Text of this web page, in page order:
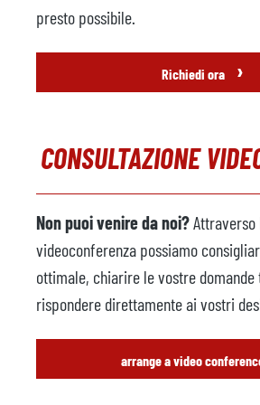
Anno
Robot da fonderia
Produttore
ABB
Anno
2011
Produttore
Modello
KPZ 30
Anno
2011
Accessori
presto possibile.
Richiedi ora ›
CONSULTAZIONE
Non puoi venire da noi?Attraverso
videoconferenza possiamo
ottimale, chiarire le vostre domande
rispondere direttamente ai vostri
arrange a video